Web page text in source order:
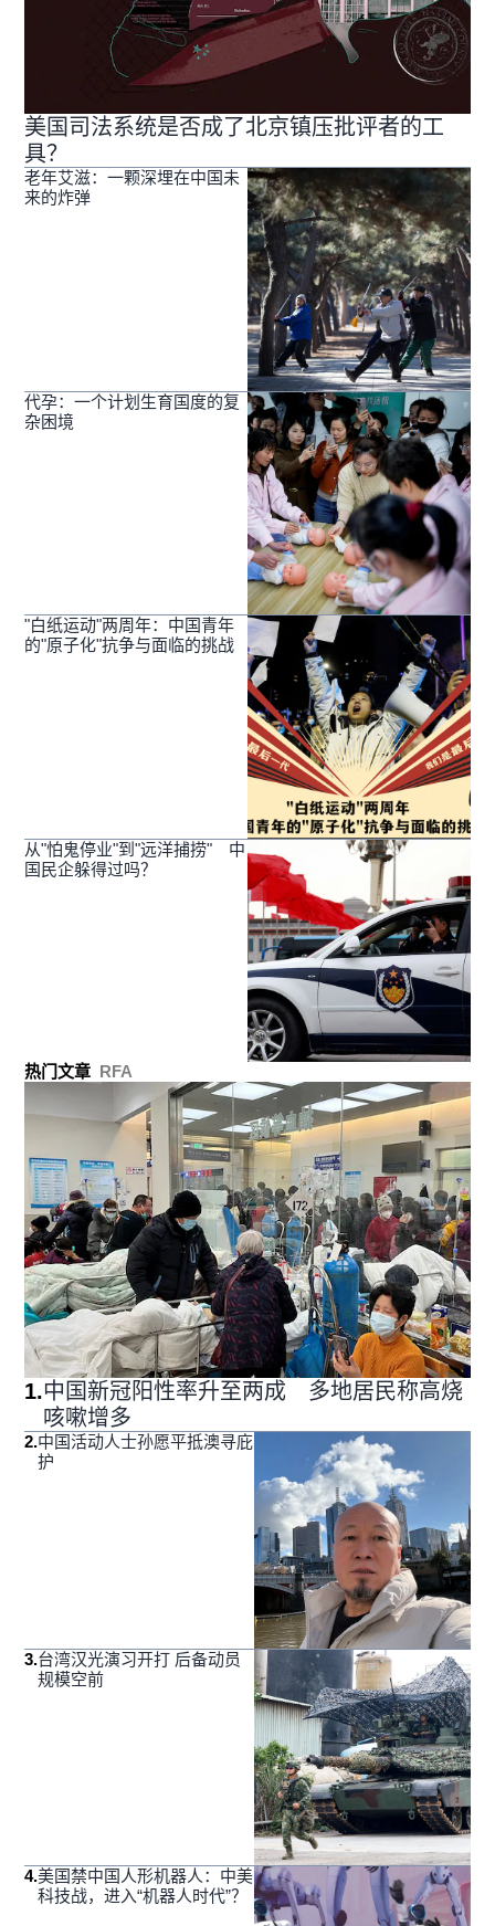
美国司法系统是否成了北京镇压批评者的工
具？
老年艾滋：一颗深埋在中国未
来的炸弹
代孕：一个计划生育国度的复
杂困境
"白纸运动"两周年：中国青年
的"原子化"抗争与面临的挑战
从"怕鬼停业"到"远洋捕捞" 中
国民企躲得过吗？
热门文章 RFA
1.中国新冠阳性率升至两成 多地居民称高烧
咳嗽增多
2.中国活动人士孙愿平抵澳寻庇
护
3.台湾汉光演习开打 后备动员
规模空前
4.美国禁中国人形机器人：中美
科技战，进入“机器人时代”？